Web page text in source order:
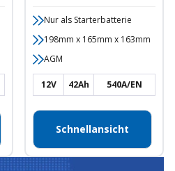
Nur als Starterbatterie
198mm x 165mm x 163mm
AGM
12V 42Ah 540A/EN
Schnellansicht